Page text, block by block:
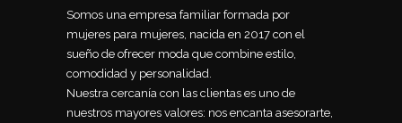
Somos una empresa familiar formada por
mujeres para mujeres, nacida en 2017 con el
sueño de ofrecer moda que combine estilo,
comodidad y personalidad.
Nuestra cercanía con las clientas es uno de
nuestros mayores valores: nos encanta asesorarte,